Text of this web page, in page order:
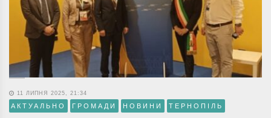
11 ЛИПНЯ 2025, 21:34
АКТУАЛЬНО ГРОМАДИ НОВИНИ ТЕРНОПІЛЬ